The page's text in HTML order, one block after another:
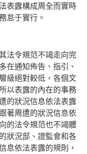
表露構成周全而實時
怠于實行。
法令規范不竭走向完
在通知佈告、指引、
級絕對較低，各個文
以表露的內在的事務
的狀況信息依法表露
著周遭的狀況信息依
的法令規范也不竭體
狀況部、證監會和各
息依法表露的規則，